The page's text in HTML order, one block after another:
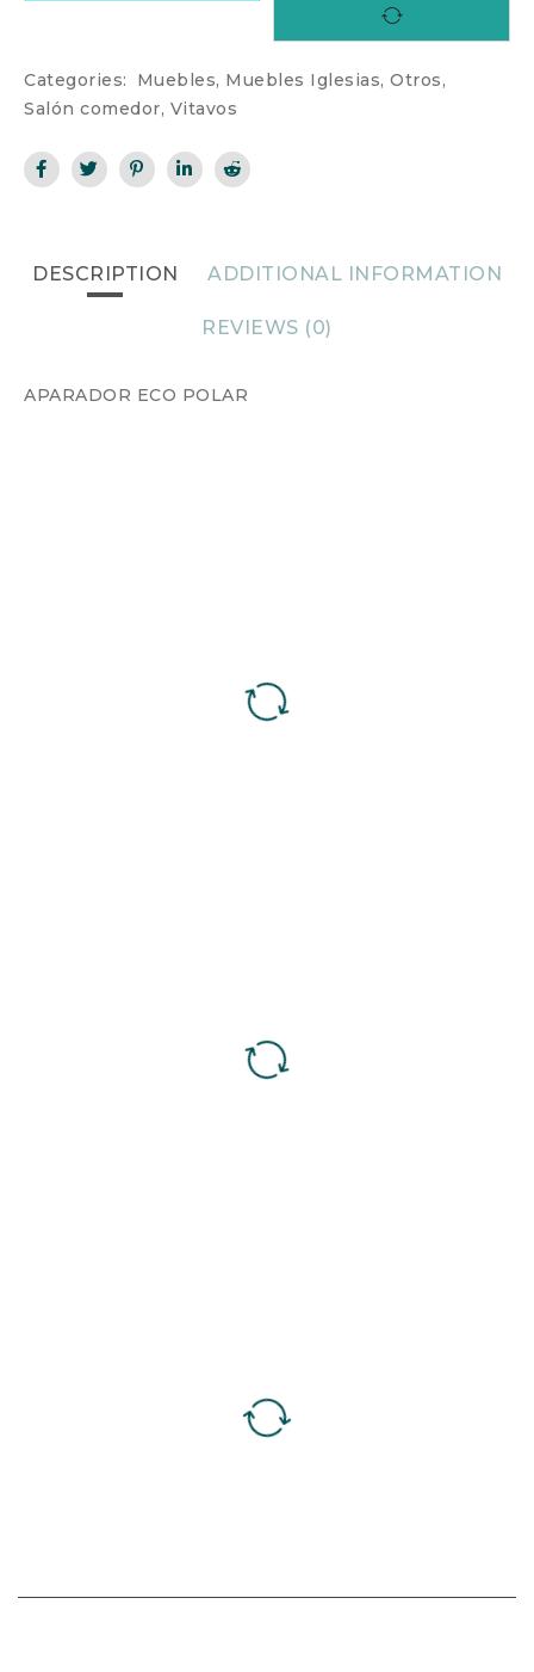
Categories: Muebles, Muebles Iglesias, Otros,
Salón comedor, Vitavos
DESCRIPTION ADDITIONAL INFORMATION
REVIEWS (0)
APARADOR ECO POLAR